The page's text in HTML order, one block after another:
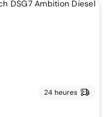
24 heures